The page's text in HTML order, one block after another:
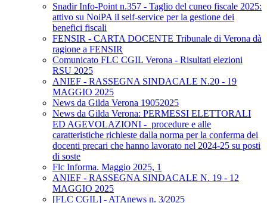
Snadir Info-Point n.357 - Taglio del cuneo fiscale 2025:
attivo su NoiPA il self-service per la gestione dei
benefici fiscali
FENSIR - CARTA DOCENTE Tribunale di Verona dà
ragione a FENSIR
Comunicato FLC CGIL Verona - Risultati elezioni
RSU 2025
ANIEF - RASSEGNA SINDACALE N.20 - 19
MAGGIO 2025
News da Gilda Verona 19052025
News da Gilda Verona: PERMESSI ELETTORALI
ED AGEVOLAZIONI - procedure e alle
caratteristiche richieste dalla norma per la conferma dei
docenti precari che hanno lavorato nel 2024-25 su posti
di soste
Flc Informa. Maggio 2025, 1
ANIEF - RASSEGNA SINDACALE N. 19 - 12
MAGGIO 2025
[FLC CGIL] - ATAnews n. 3/2025